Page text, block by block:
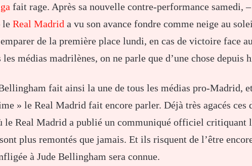
fait rage. Après sa nouvelle contre-performance samedi, –
le Real Madrid a vu son avance fondre comme neige au
de la première place lundi, en cas de victoire face
médias madrilènes, on ne parle que d’une chose depuis
fait ainsi la une de tous les médias pro-Madrid,
» le Real Madrid fait encore parler. Déjà très agacés ces
le Real Madrid a publié un communiqué officiel critiquant
plus remontés que jamais. Et ils risquent de l’être
à Jude Bellingham sera connue.